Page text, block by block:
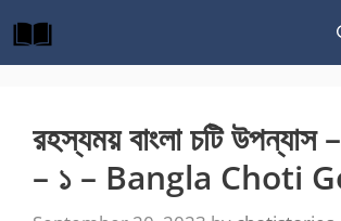
to
content
রহস্যময় বাংলা চটি উপন্যাস
– ১ – Bangla Choti